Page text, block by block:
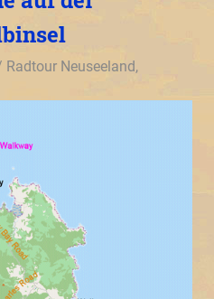
Radtour Neuseeland,